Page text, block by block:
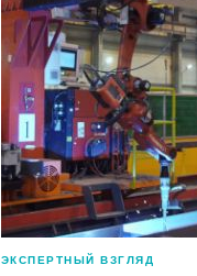
ЭКСПЕРТНЫЙ ВЗГЛЯД